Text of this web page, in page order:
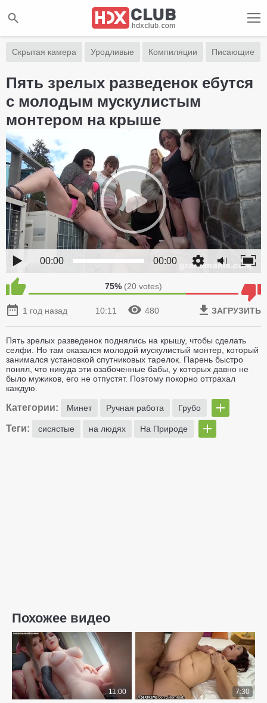
Скрытая камера Уродливые Компиляции Писающие
Пять зрелых разведенок ебутся
с молодым мускулистым
монтером на крыше
00:00 00:00
75% (20 votes)
1 год назад 10:11 480 ЗАГРУЗИТЬ
Пять зрелых разведенок поднялись на крышу, чтобы сделать
селфи. Но там оказался молодой мускулистый монтер, который
занимался установкой спутниковых тарелок. Парень быстро
понял, что никуда эти озабоченные бабы, у которых давно не
было мужиков, его не отпустят. Поэтому покорно оттрахал
каждую.
Категории: Минет Ручная работа Грубо
Теги: сисястые на людях На Природе
Похожее видео
11:00 7:30